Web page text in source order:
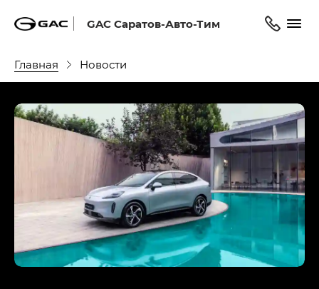
GAC Саратов-Авто-Тим
Главная Новости